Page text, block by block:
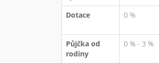
Dotace
0 %
Půjčka od
rodiny
0 % - 3 %